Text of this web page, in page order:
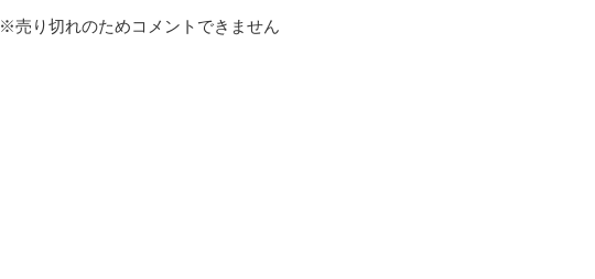
※売り切れのためコメントできません